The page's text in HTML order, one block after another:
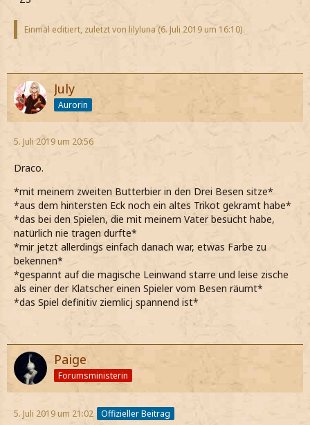
Einmal editiert, zuletzt von lilyluna (6. Juli 2019 um 16:10)
July
Aurorin
5. Juli 2019 um 20:56
Draco.
*mit meinem zweiten Butterbier in den Drei Besen sitze*
*aus dem hintersten Eck noch ein altes Trikot gekramt habe*
*das bei den Spielen, die mit meinem Vater besucht habe,
natürlich nie tragen durfte*
*mir jetzt allerdings einfach danach war, etwas Farbe zu
bekennen*
*gespannt auf die magische Leinwand starre und leise zische
als einer der Klatscher einen Spieler vom Besen räumt*
*das Spiel definitiv ziemlicj spannend ist*
Paige
Forumsministerin
5. Juli 2019 um 21:02 Offizieller Beitrag